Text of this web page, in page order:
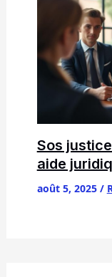
Sos
aide
août 5, 2025 /